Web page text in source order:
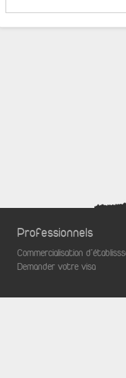
Professionnels
Commercialisation
Demander votre visa